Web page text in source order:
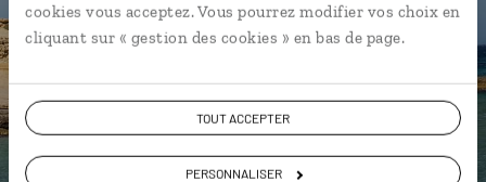
cookies vous acceptez. Vous pourrez modifier vos choix en
cliquant sur « gestion des cookies » en bas de page.
TOUT ACCEPTER
PERSONNALISER